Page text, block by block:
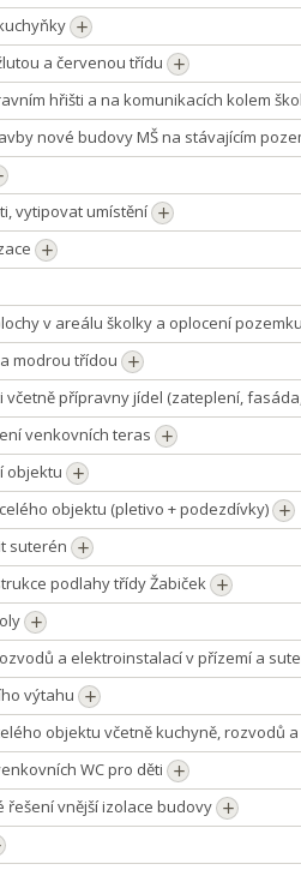
a červenou třídu
hřišti a na komunikacích kolem
nové budovy MŠ na stávajícím
vytipovat umístění
v areálu školky a oplocení
modrou třídou
přípravny jídel (zateplení,
venkovních teras
objektu
objektu (pletivo + podezdívky)
suterén
podlahy třídy Žabiček
a elektroinstalací v přízemí a
výtahu
objektu včetně kuchyně, rozvodů
WC pro děti
řešení vnější izolace budovy